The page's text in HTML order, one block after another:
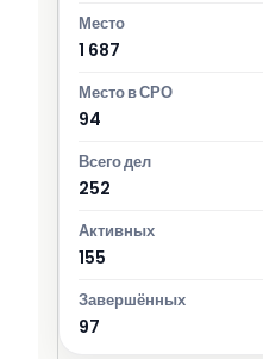
1 687
94
252
155
97